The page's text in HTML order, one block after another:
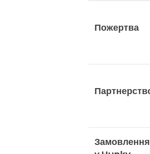
Пожертва
Замовлення